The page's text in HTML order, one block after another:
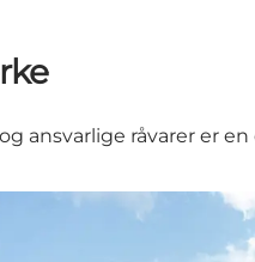
ansvarlige råvarer er
Øster Hurup